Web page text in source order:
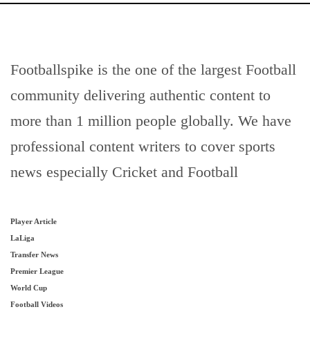
Footballspike is the one of the largest Football
community delivering authentic content to
more than 1 million people globally. We have
professional content writers to cover sports
news especially Cricket and Football
Player Article
LaLiga
Transfer News
Premier League
World Cup
Football Videos